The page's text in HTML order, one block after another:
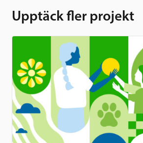
Upptäck fler projekt